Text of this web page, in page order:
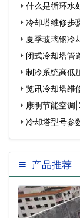
什么是循环水
冷却塔维修步
夏季玻璃钢冷
闭式冷却塔管
制冷系统高低
览讯冷却塔维
康明节能空调
冷却塔型号参
产品推荐